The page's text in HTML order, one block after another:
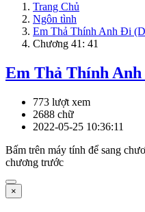
Trang Chủ
Ngôn tình
Em Thả Thính Anh Đi
Chương 41: 41
Em Thả Thính
773 lượt xem
2688 chữ
2022-05-25 10:36:11
Bấm trên máy tính để sang
chương trước
×